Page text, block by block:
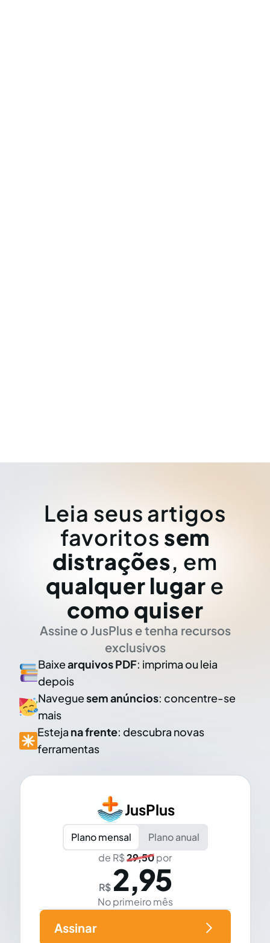
Leia seus artigos
favoritos sem
distrações, em
qualquer lugar e
como quiser
Assine o JusPlus e tenha recursos
exclusivos
Baixearquivos PDF: imprima ou leia
depois
Naveguesem anúncios: concentre-se
mais
Esteja na frente: descubra novas
ferramentas
JusPlus
Plano mensal
Plano anual
de R$29,50por
R$ 2,95
No primeiro mês
Assinar